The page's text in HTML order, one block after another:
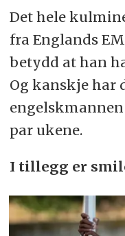
Det hele
fra Englands
betydd at han
Og kanskje har
par ukene.
I tillegg er